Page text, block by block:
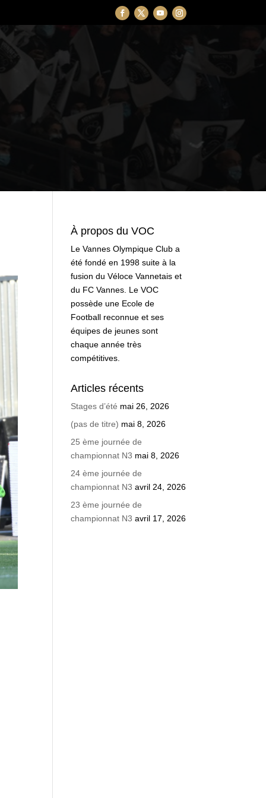
À propos du VOC
Le Vannes Olympique Club a
été fondé en 1998 suite à la
fusion du Véloce Vannetais et
du FC Vannes. Le VOC
possède une Ecole de
Football reconnue et ses
équipes de jeunes sont
chaque année très
compétitives.
Articles récents
Stages d’été mai 26, 2026
(pas de titre) mai 8, 2026
25 ème journée de
championnat N3 mai 8, 2026
24 ème journée de
championnat N3 avril 24, 2026
23 ème journée de
championnat N3 avril 17, 2026